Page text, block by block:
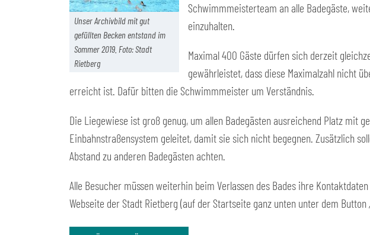
Unser Archivbild mit gut
gefüllten Becken entstand im
Sommer 2019. Foto: Stadt
Rietberg
Schwimmmeisterteam an alle Badegäste,
einzuhalten.
Maximal 400 Gäste dürfen sich derzeit
gewährleistet, dass diese Maximalzahl nicht
erreicht ist. Dafür bitten die Schwimmmeister um Verständnis.
Die Liegewiese ist groß genug, um allen Badegästen ausreichend Platz mit
Einbahnstraßensystem geleitet, damit sie sich nicht begegnen. Zusätzlich
Abstand zu anderen Badegästen achten.
Alle Besucher müssen weiterhin beim Verlassen des Bades ihre
Webseite der Stadt Rietberg (auf der Startseite ganz unten unter dem Button